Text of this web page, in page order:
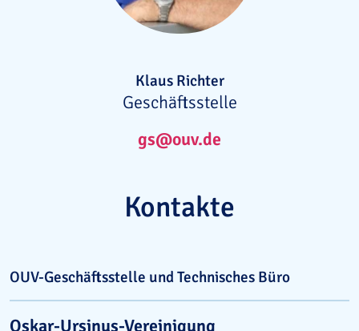
Klaus Richter
Geschäftsstelle
gs@ouv.de
Kontakte
OUV-Geschäftsstelle und Technisches Büro
Oskar-Ursinus-Vereinigung